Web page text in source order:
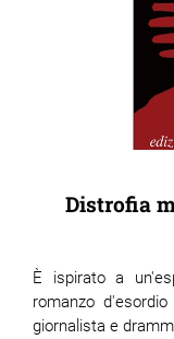
Distrofia
È ispirato a
romanzo
giornalista e